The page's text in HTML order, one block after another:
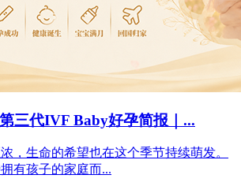
三代IVF Baby好孕简报｜...
，生命的希望也在这个季节持续萌发。
有孩子的家庭而...